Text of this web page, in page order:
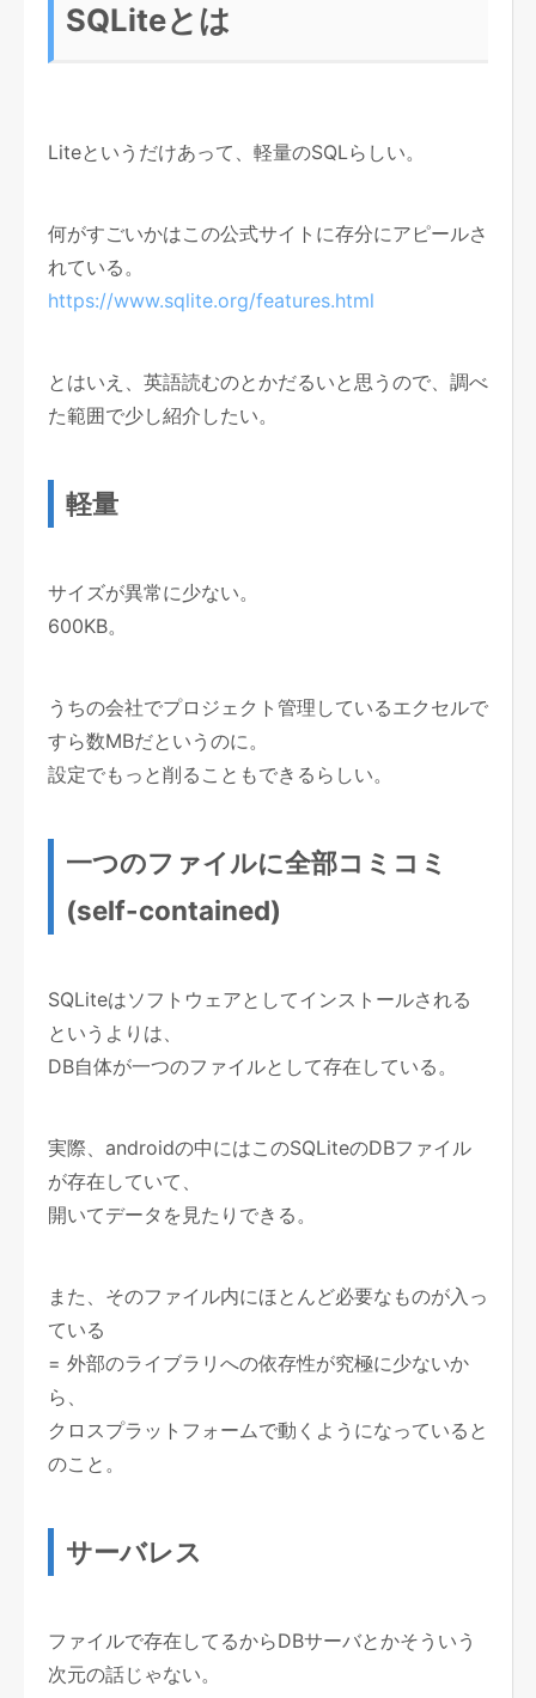
SQLiteとは
Liteというだけあって、軽量のSQLらしい。
何がすごいかはこの公式サイトに存分にアピールさ
れている。
https://www.sqlite.org/features.html
とはいえ、英語読むのとかだるいと思うので、調べ
た範囲で少し紹介したい。
軽量
サイズが異常に少ない。
600KB。
うちの会社でプロジェクト管理しているエクセルで
すら数MBだというのに。
設定でもっと削ることもできるらしい。
一つのファイルに全部コミコミ
(self-contained)
SQLiteはソフトウェアとしてインストールされる
というよりは、
DB自体が一つのファイルとして存在している。
実際、androidの中にはこのSQLiteのDBファイル
が存在していて、
開いてデータを見たりできる。
また、そのファイル内にほとんど必要なものが入っ
ている
= 外部のライブラリへの依存性が究極に少ないか
ら、
クロスプラットフォームで動くようになっていると
のこと。
サーバレス
ファイルで存在してるからDBサーバとかそういう
次元の話じゃない。